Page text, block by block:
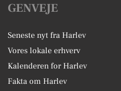
GENVEJE
Seneste nyt fra Harlev
Vores lokale erhverv
Kalenderen for Harlev
Fakta om Harlev